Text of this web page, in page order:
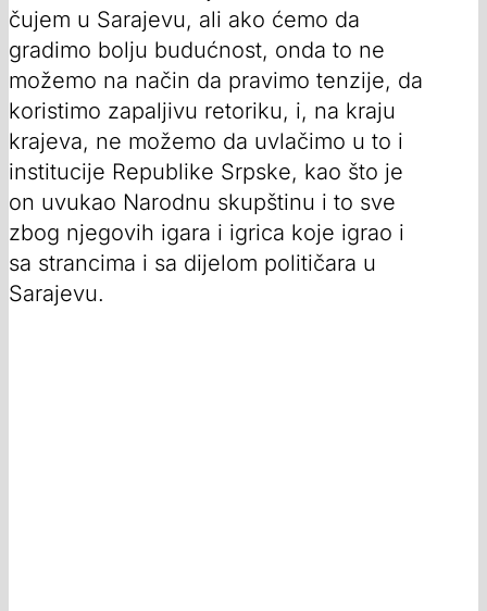
čujem u Sarajevu, ali ako ćemo da
gradimo bolju budućnost, onda to ne
možemo na način da pravimo tenzije, da
koristimo zapaljivu retoriku, i, na kraju
krajeva, ne možemo da uvlačimo u to i
institucije Republike Srpske, kao što je
on uvukao Narodnu skupštinu i to sve
zbog njegovih igara i igrica koje igrao i
sa strancima i sa dijelom političara u
Sarajevu.